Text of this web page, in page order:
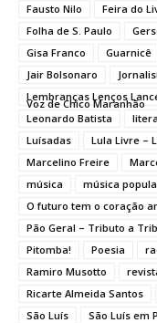
Fausto Nilo
Feira do
Folha de S. Paulo
Gisa Franco
Guarnicê
Jair Bolsonaro
Lembranças Lenços
Voz de Chico Maranhão
Leonardo Batista
Luísadas
Lula Livre –
Marcelino Freire
música
música
O futuro tem o coração
Pão Geral – Tributo a
Pitomba!
Poesia
Ramiro Musotto
Ricarte Almeida Santos
São Luís
São Luís em